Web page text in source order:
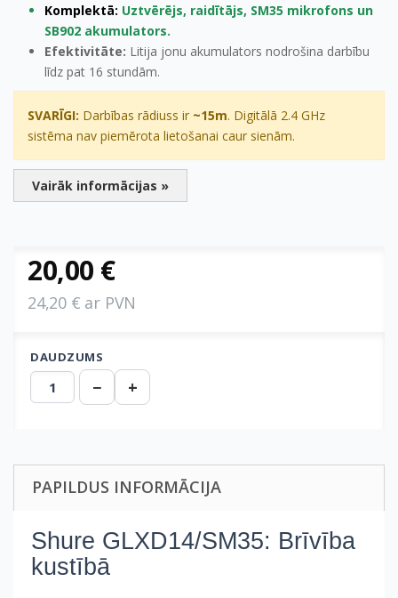
Komplektā: Uztvērējs, raidītājs, SM35 mikrofons un
SB902 akumulators.
Efektivitāte: Litija jonu akumulators nodrošina darbību
līdz pat 16 stundām.
SVARĪGI: Darbības rādiuss ir ~15m. Digitālā 2.4 GHz
sistēma nav piemērota lietošanai caur sienām.
Vairāk informācijas »
20,00 €
24,20 € ar PVN
DAUDZUMS
− +
PAPILDUS INFORMĀCIJA
Shure GLXD14/SM35: Brīvība
kustībā